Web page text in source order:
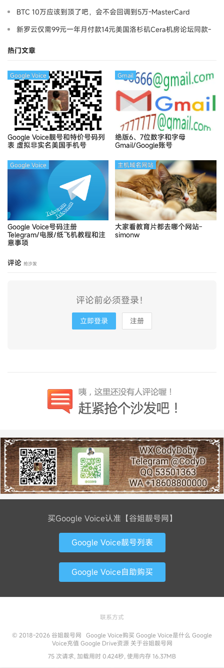
BTC 10万应该到顶了吧，会不会回调到5万-MasterCard
新罗云仅需99元一年月付款14元美国洛杉矶Cera机房论坛同款-
热门文章
Google Voice靓号和特价号码列
表 虚拟非实名美国手机号
Google Voice
绝版6、7位数字和字母
Gmail/Google账号
Gmail
Google Voice号码注册
Telegram/电报/纸飞机教程和注
意事项
Google Voice
大家看教育片都去哪个网站-
simonw
主机域名网站
评论 抢沙发
评论前必须登录！
立即登录 注册
买Google Voice认准【谷姐靓号网】
Google Voice靓号列表
Google Voice自助购买
联系方式
© 2018-2026 谷姐靓号网 Google Voice购买 Google Voice是什么 Google
Voice充值 Google Drive资源 关于谷姐靓号网
75 次请求, 加载用时 0.424秒, 使用内存 16.37MB